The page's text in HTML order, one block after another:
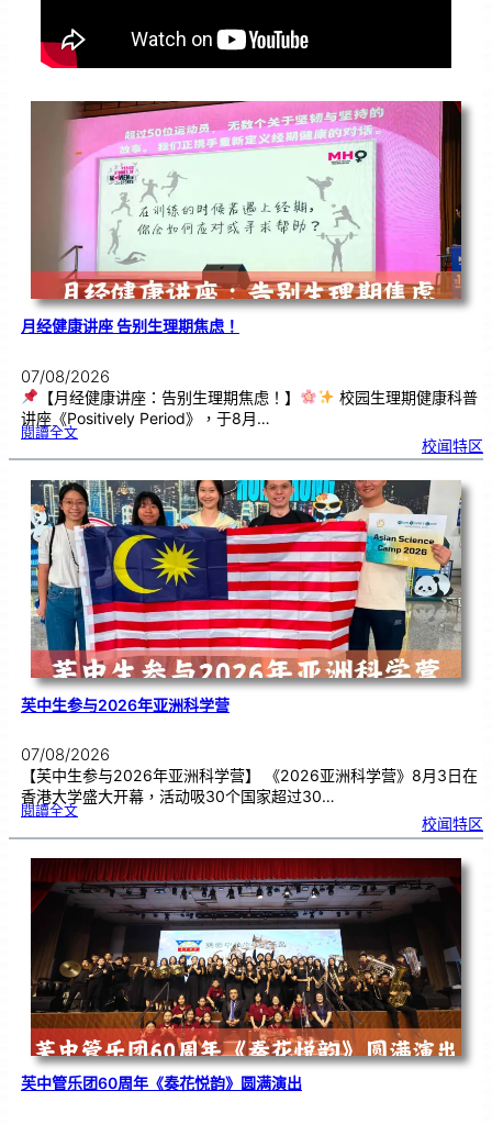
月经健康讲座 告别生理期焦虑！
07/08/2026
【月经健康讲座：告别生理期焦虑！】
校园生理期健康科普
讲座《Positively Period》，于8月…
閱讀全文:月
康
座
告
别
生
理
期
焦
虑
！
校闻特区
芙中生参与2026年亚洲科学营
07/08/2026
【芙中生参与2026年亚洲科学营】 《2026亚洲科学营》8月3日在
香港大学盛大开幕，活动吸30个国家超过30…
閱讀全文:芙
参
2
0
2
6
年
亚
洲科
校闻特区
芙中管乐团60周年《奏花悦韵》圆满演出